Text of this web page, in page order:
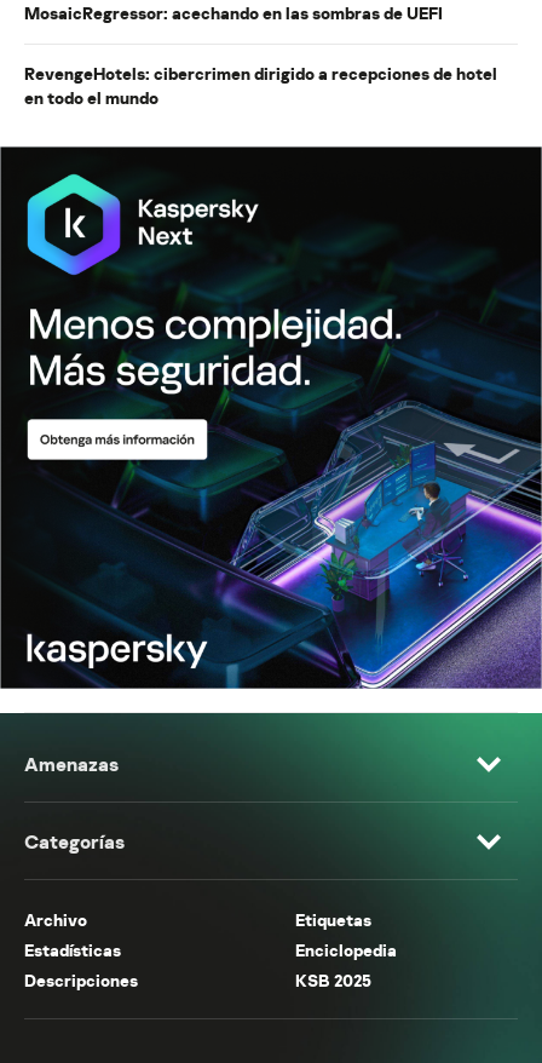
MosaicRegressor: acechando en las sombras de UEFI
RevengeHotels: cibercrimen dirigido a recepciones de hotel
en todo el mundo
Amenazas
Categorías
Archivo
Etiquetas
Estadísticas
Enciclopedia
Descripciones
KSB 2025